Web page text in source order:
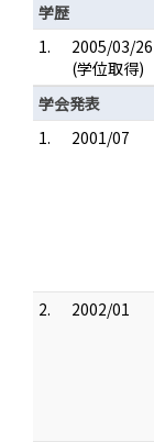
学歴
1.
2005/03/26
(学位取得)
学会発表
1.
2001/07
2.
2002/01